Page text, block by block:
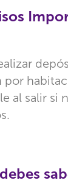
por
al salir si